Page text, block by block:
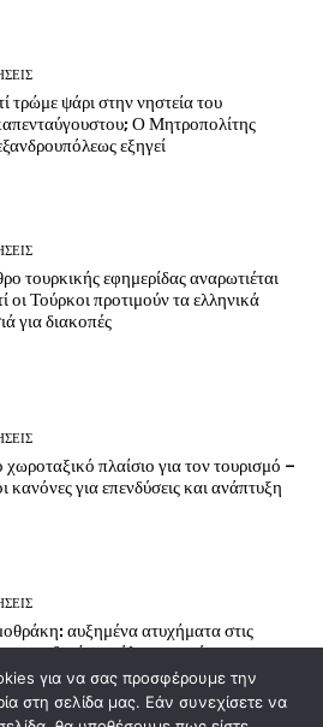
τρώμε ψάρι στην νηστεία του
Ο Μητροπολίτης
εξηγεί
τουρκικής εφημερίδας αναρωτιέται
οι Τούρκοι προτιμούν τα ελληνικά
για διακοπές
πλαίσιο για τον τουρισμό –
κανόνες για επενδύσεις και ανάπτυξη
αυξημένα ατυχήματα στις
– οδηγίες πρόληψης από το
Κλιμάκιο Σαμοθράκης
για να σας προσφέρουμε την
στη σελίδα μας. Εάν συνεχίσετε να